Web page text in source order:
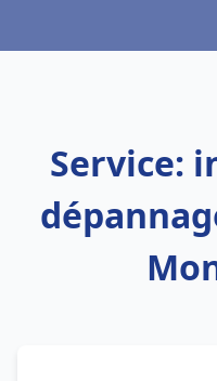
Service: